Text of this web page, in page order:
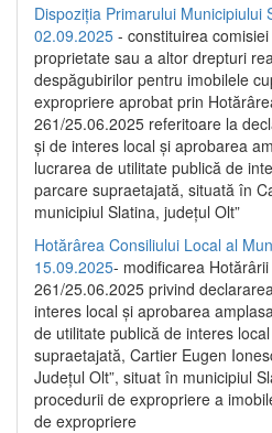
Dispoziția Primarului Municipiului
02.09.2025 - constituirea
proprietate sau a altor drepturi
despăgubirilor pentru imobilele
expropriere aprobat prin
261/25.06.2025 referitoare la
și de interes local și aprobarea
lucrarea de utilitate publică de
parcare supraetajată, situată în
municipiul Slatina, județul Olt”
Hotărârea Consiliului Local al
15.09.2025- modificarea
261/25.06.2025 privind
interes local și aprobarea
de utilitate publică de interes
supraetajată, Cartier Eugen
Județul Olt”, situat în municipiul
procedurii de expropriere a
de expropriere